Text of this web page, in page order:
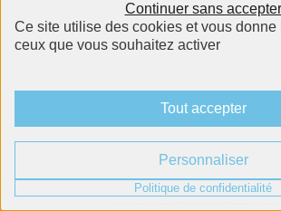
Politique de
Ce site utilise des cookies et vous donne
ceux que vous souhaitez activer
Tout accepter
Continuer sans accepter
Personnaliser
Politique de confidentialité